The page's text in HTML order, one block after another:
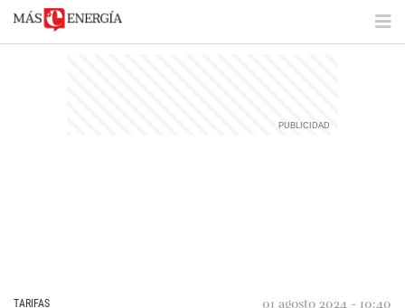
TARIFAS 01 agosto 2024 - 10:40